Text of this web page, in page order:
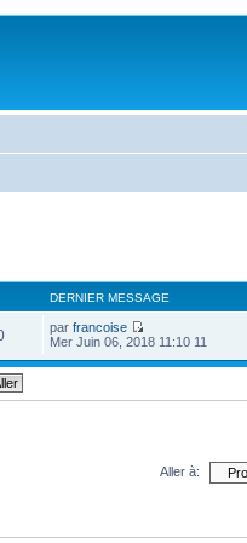
DERNIER MESSAGE
parfrancoise
Mer Juin 06, 2018 11:10 11
Aller à: